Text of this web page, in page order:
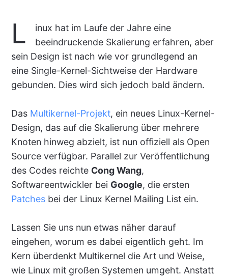
L
inux hat im Laufe der Jahre eine
beeindruckende Skalierung erfahren, aber
sein Design ist nach wie vor grundlegend an
eine Single-Kernel-Sichtweise der Hardware
gebunden. Dies wird sich jedoch bald ändern.
Das Multikernel-Projekt, ein neues Linux-Kernel-
Design, das auf die Skalierung über mehrere
Knoten hinweg abzielt, ist nun offiziell als Open
Source verfügbar. Parallel zur Veröffentlichung
des Codes reichte Cong Wang,
Softwareentwickler bei Google, die ersten
Patchesbei der Linux Kernel Mailing List ein.
Lassen Sie uns nun etwas näher darauf
eingehen, worum es dabei eigentlich geht. Im
Kern überdenkt Multikernel die Art und Weise,
wie Linux mit großen Systemen umgeht. Anstatt